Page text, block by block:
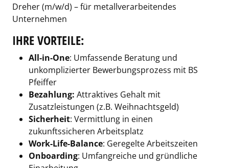
Dreher (m/w/d) – für metallverarbeitendes
Unternehmen
IHRE VORTEILE:
All-in-One: Umfassende Beratung und
unkomplizierter Bewerbungsprozess mit BS
Pfeiffer
Bezahlung: Attraktives Gehalt mit
Zusatzleistungen (z.B. Weihnachtsgeld)
Sicherheit: Vermittlung in einen
zukunftssicheren Arbeitsplatz
Work-Life-Balance: Geregelte Arbeitszeiten
Onboarding: Umfangreiche und gründliche